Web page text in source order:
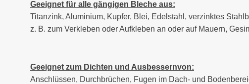
Geeignet für alle gängigen Bleche aus:
Titanzink, Aluminium, Kupfer, Blei, Edelstahl, verzinktes
z. B. zum Verkleben oder Aufkleben an oder auf Mauern,
Geeignet zum Dichten und Ausbessernvon:
Anschlüssen, Durchbrüchen, Fugen im Dach- und